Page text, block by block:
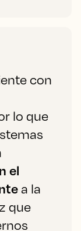
con
lo que
el
a la
que